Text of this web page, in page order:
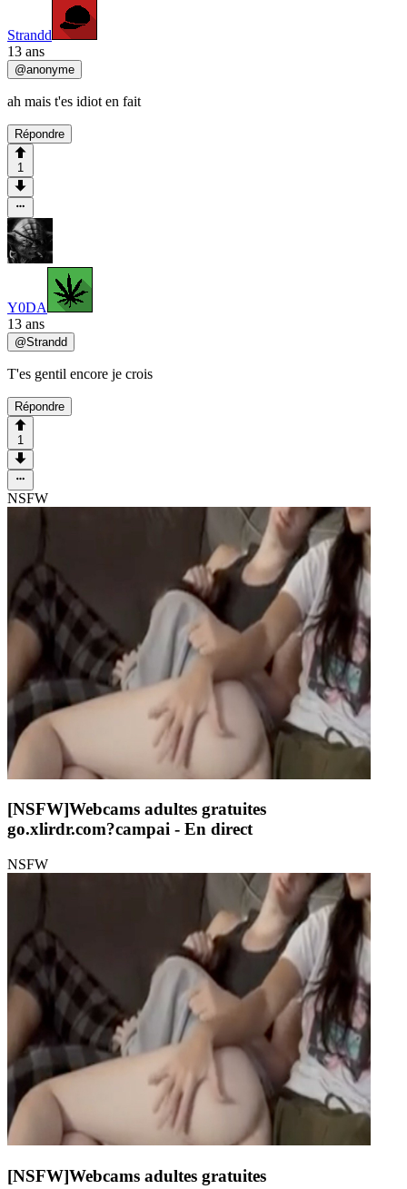
Strandd
13 ans
@anonyme
ah mais t'es idiot en fait
Répondre
1
Y0DA
13 ans
@Strandd
T'es gentil encore je crois
Répondre
1
NSFW
[NSFW]Webcams adultes gratuites
go.xlirdr.com?campai - En direct
NSFW
[NSFW]Webcams adultes gratuites